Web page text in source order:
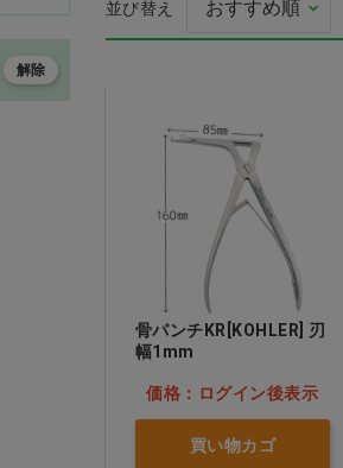
価格：ログイン後
並び替え
骨パンチKR[KOHLER] 刃
幅1mm
価格：ログイン後表示
買い物カゴ
解除